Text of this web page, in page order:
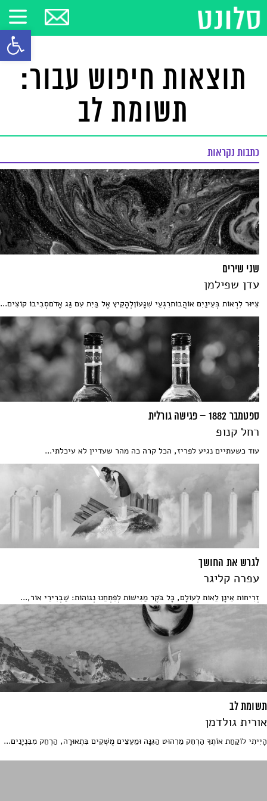
פתח
תוצאות חיפוש עבור:
תשומת לב
כתבות נקראות
שני שירים
עדן שפילמן
צִיּוּר לִרְאוֹת בְּעֵינַיִם אוֹהֲבוֹתרִגְעֵי שִׁגָּעוֹןלְהָקִיץ אֶל בַּיִת עִם גַּג אָדֹםסְבִיבוֹ קוֹצִים...
ספטמבר 1882 – פגישה גורלית
רחל קנופ
עוד כשעתיים נגיע לפריז, הכל קרה כה מהר שעדיין לא עיכלתי...
לגרש את החושך
עפרה קליגר
זְרִיחוֹת אֵינָן לֵאוֹת לְעוֹלָם, כָּל בֹּקֶר מַגִּישׁוֹת לְפִתְחֵנוּ נְגוֹהוֹת: שַׁבְרִירֵי אוֹר,...
תשומת לב
אורית גולדמן
הָיִיתִי לוֹקַחַת אוֹתְךָ הַרְחֵק מֵרִהוּט הַגִּנָּה וּמֵעֵצִים מֻשְׁקִים בִּתְאוּרָה, הַרְחֵק מִבִּנְיָנִים...